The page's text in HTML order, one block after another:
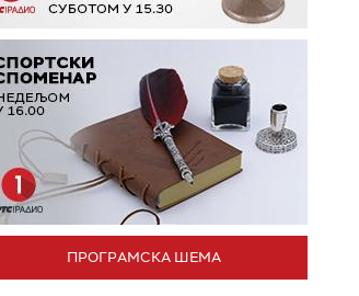
ПРОГРАМСКА ШЕМА